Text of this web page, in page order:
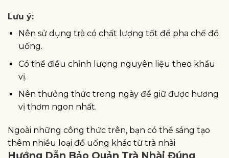
Lưu ý:
Nên sử dụng trà có chất lượng tốt để pha chế đồ
uống.
Có thể điều chỉnh lượng nguyên liệu theo khẩu
vị.
Nên thưởng thức trong ngày để giữ được hương
vị thơm ngon nhất.
Ngoài những công thức trên, bạn có thể sáng tạo
thêm nhiều loại đồ uống khác từ trà nhài
Hướng Dẫn Bảo Quản Trà Nhài Đúng